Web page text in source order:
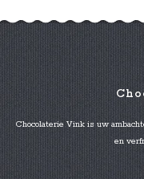
Chocolaterie Vink is uw
en